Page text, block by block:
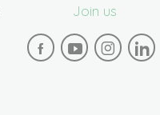
Join us